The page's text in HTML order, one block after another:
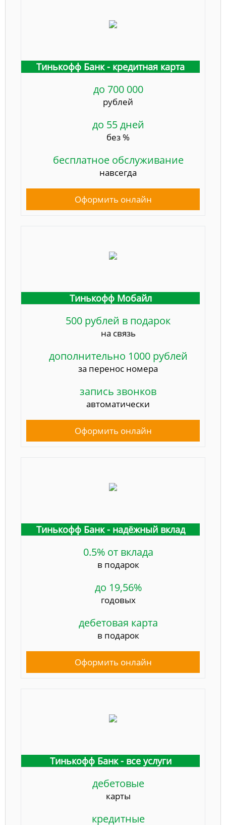
Тинькофф Банк - кредитная карта
до 700 000
рублей
до 55 дней
без %
бесплатное обслуживание
навсегда
Оформить онлайн
Тинькофф Мобайл
500 рублей в подарок
на связь
дополнительно 1000 рублей
за перенос номера
запись звонков
автоматически
Оформить онлайн
Тинькофф Банк - надёжный вклад
0.5% от вклада
в подарок
до 19,56%
годовых
дебетовая карта
в подарок
Оформить онлайн
Тинькофф Банк - все услуги
дебетовые
карты
кредитные